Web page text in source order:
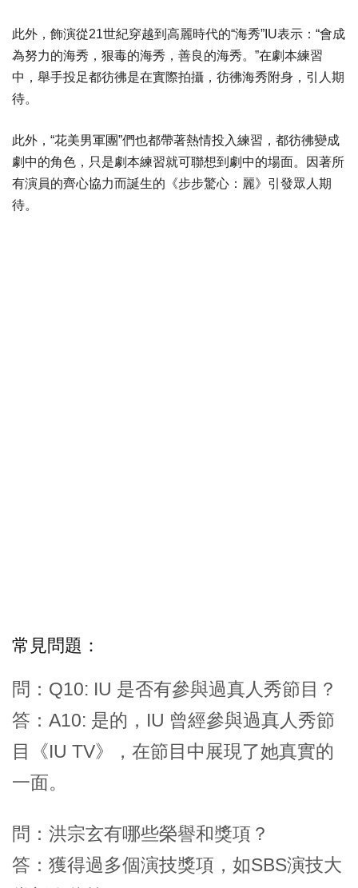
此外，飾演從21世紀穿越到高麗時代的“海秀”IU表示：“會成
為努力的海秀，狠毒的海秀，善良的海秀。”在劇本練習
中，舉手投足都彷彿是在實際拍攝，彷彿海秀附身，引人期
待。
此外，“花美男軍團”們也都帶著熱情投入練習，都彷彿變成
劇中的角色，只是劇本練習就可聯想到劇中的場面。
因著所
有演員的齊心協力而誕生的《步步驚心：麗》引發眾人期
待。
常見問題：
問：Q10: IU 是否有參與過真人秀節目？
答：A10: 是的，IU 曾經參與過真人秀節
目《IU TV》，在節目中展現了她真實的
一面。
問：洪宗玄有哪些榮譽和獎項？
答：獲得過多個演技獎項，如SBS演技大